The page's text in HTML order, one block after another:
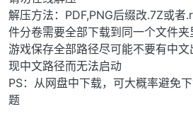
解压方法：PDF,PNG后缀改.7Z或者
件分卷需要全部下载到同一个文件夹
游戏保存全部路径尽可能不要有中
现中文路径而无法启动
PS：从网盘中下载，可大概率避免
题